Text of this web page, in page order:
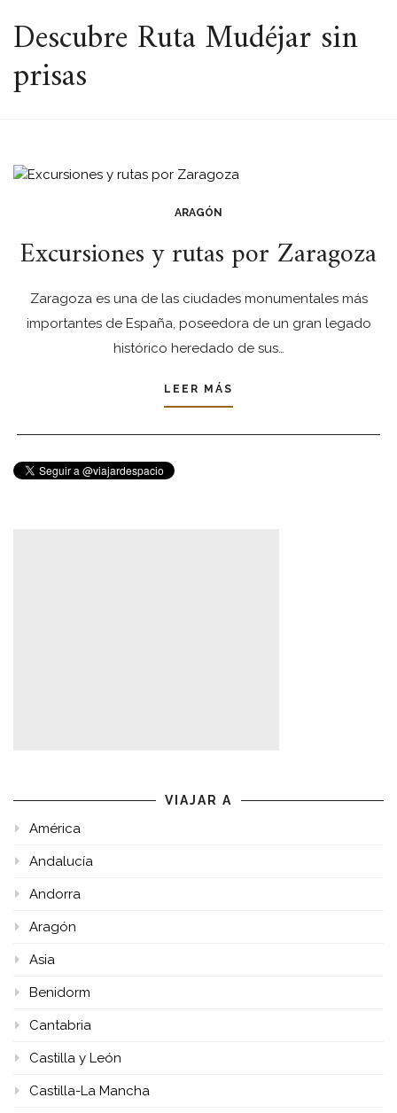
ESPACIO
Descubre Ruta Mudéjar sin
prisas
ARAGÓN
Excursiones y rutas por Zaragoza
Zaragoza es una de las ciudades monumentales más
importantes de España, poseedora de un gran legado
histórico heredado de sus…
LEER MÁS
VIAJAR A
América
Andalucía
Andorra
Aragón
Asia
Benidorm
Cantabria
Castilla y León
Castilla-La Mancha